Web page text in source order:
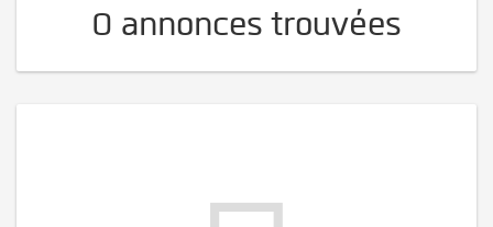
0 annonces trouvées